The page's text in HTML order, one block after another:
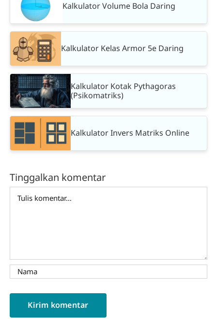
Kalkulator Volume Bola Daring
Kalkulator Kelas Armor 5e Daring
Kalkulator Kotak Pythagoras
(Psikomatriks)
Kalkulator Invers Matriks Online
Tinggalkan komentar